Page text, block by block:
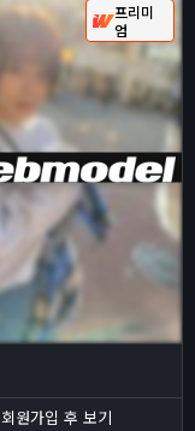
프리미
엄
회원가입 후 보기